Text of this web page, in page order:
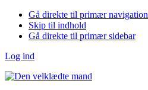
Gå direkte til primær navigation
Skip til indhold
Gå direkte til primær sidebar
Log ind